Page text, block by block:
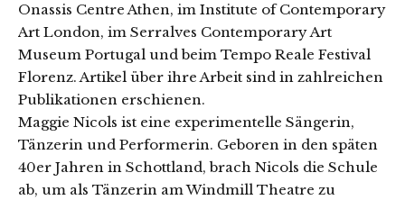
Onassis Centre Athen, im Institute of Contemporary
Art London, im Serralves Contemporary Art
Museum Portugal und beim Tempo Reale Festival
Florenz. Artikel über ihre Arbeit sind in zahlreichen
Publikationen erschienen.
Maggie Nicols ist eine experimentelle Sängerin,
Tänzerin und Performerin. Geboren in den späten
40er Jahren in Schottland, brach Nicols die Schule
ab, um als Tänzerin am Windmill Theatre zu